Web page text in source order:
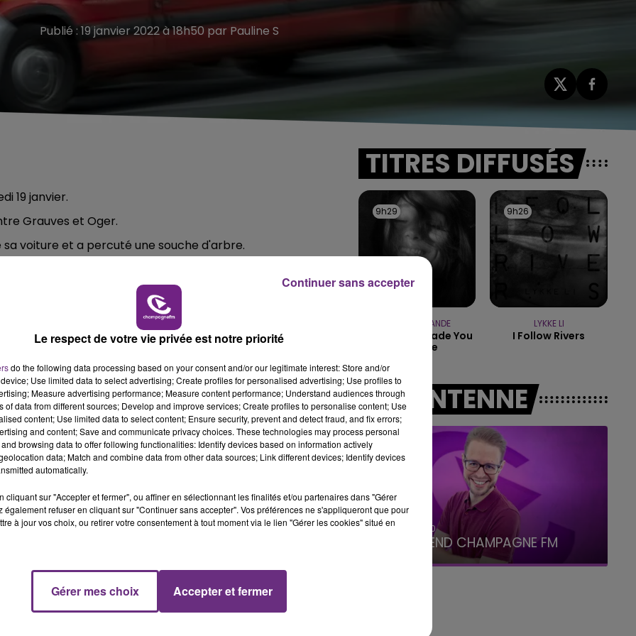
16h00 - 20h00 7h00 - 12h00
LE WEEK-END CHAMPAGNE FM
Publié : 19 janvier 2022 à 18h50 par Pauline S
19 janvier.
Grauves et Oger.
voiture et a percuté une souche d'arbre.
camion et une voiture sur la RN44.
Sarry en direction de Moncetz-Longevas.
sur la RN31 entre Muizon et Thillois.
sans permis.
est à éviter.
TITRES DIFFUSÉS
9h29
9h29
ARIANA GRANDE
Hate That I Made You
Love Me
9h26
9h26
LYKKE LI
I Follow Rivers
A L'ANTENNE
7h00 - 12h00 16h00 - 20h00
LE WEEK-END CHAMPAGNE FM
Le respect de votre vie privée est notre priorité
do the following data processing based on your consent and/or our legitimate interest: Store and/or
Use limited data to select advertising; Create profiles for personalised advertising; Use profiles to
Measure advertising performance; Measure content performance; Understand audiences through
of data from different sources; Develop and improve services; Create profiles to personalise content; Use
content; Use limited data to select content; Ensure security, prevent and detect fraud, and fix errors;
and content; Save and communicate privacy choices. These technologies may process personal
browsing data to offer following functionalities: Identify devices based on information actively
data; Match and combine data from other data sources; Link different devices; Identify devices
automatically.
cliquant sur "Accepter et fermer", ou affiner en sélectionnant les finalités et/ou partenaires dans "Gérer
également refuser en cliquant sur "Continuer sans accepter". Vos préférences ne s'appliqueront que pour
à jour vos choix, ou retirer votre consentement à tout moment via le lien "Gérer les cookies" situé en
Gérer mes choix Accepter et fermer
Continuer sans accepter